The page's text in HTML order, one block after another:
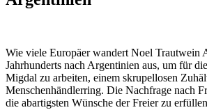
Wie viele Europäer wandert Noel Trautwein
Jahrhunderts nach Argentinien aus, um für
Migdal zu arbeiten, einem skrupellosen
Menschenhändlerring. Die Nachfrage nach
die abartigsten Wünsche der Freier zu